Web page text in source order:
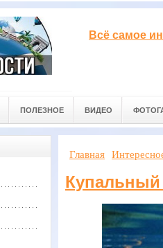
Всё самое
ПОЛЕЗНОЕ ВИДЕО
Главная
Купальный